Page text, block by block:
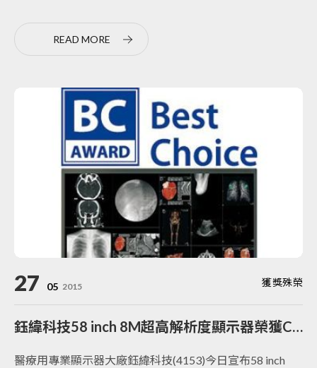
READ MORE
27 05 2015 獲獎殊榮
鈺緯科技58 inch 8M超高解析度顯示器榮獲Computex 2014 Best Choice Award 大賞 立足台灣 走向世界的鈺緯
醫療用專業顯示器大廠鈺緯科技(4153)今日宣布58 inch